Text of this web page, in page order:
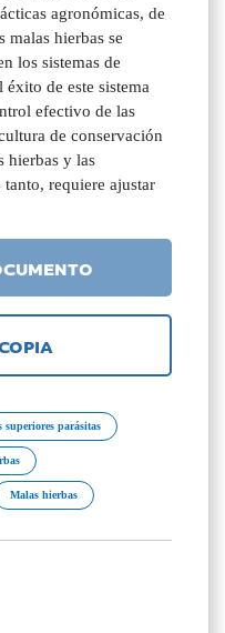
agronómicas, de
malas hierbas se
los sistemas de
de este sistema
efectivo de las
de conservación
hierbas y las
requiere ajustar
superiores parásitas
Malas hierbas